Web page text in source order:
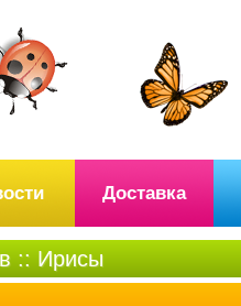
Доставка
:: Ирисы